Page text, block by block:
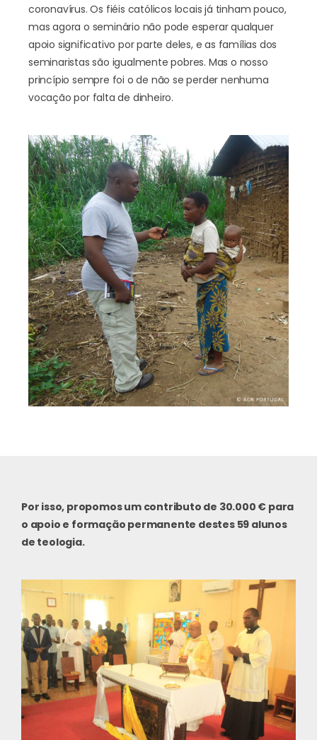
coronavírus. Os fiéis católicos locais já tinham pouco,
mas agora o seminário não pode esperar qualquer
apoio significativo por parte deles, e as famílias dos
seminaristas são igualmente pobres. Mas o nosso
princípio sempre foi o de não se perder nenhuma
vocação por falta de dinheiro.
Por isso, propomos um contributo de 30.000 € para
o apoio e formação permanente destes 59 alunos
de teologia.